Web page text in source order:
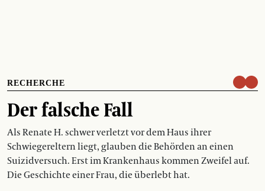
RECHERCHE
Der falsche Fall
Als Renate H. schwer verletzt vor dem Haus ihrer
Schwiegereltern liegt, glauben die Behörden an einen
Suizidversuch. Erst im Krankenhaus kommen Zweifel auf.
Die Geschichte einer Frau, die überlebt hat.